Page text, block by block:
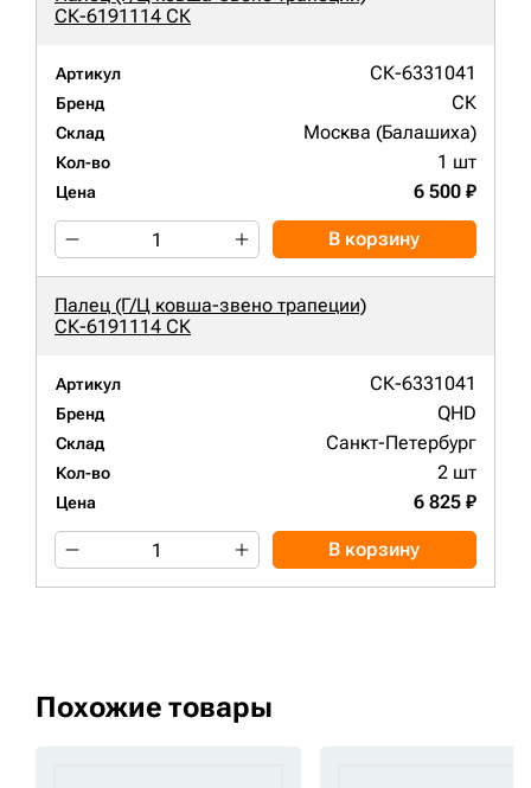
СК-6191114 СК
Артикул СК-6331041
Бренд СК
Склад Москва (Балашиха)
Кол-во 1 шт
Цена 6 500 ₽
В корзину
Палец (Г/Ц ковша-звено трапеции)
СК-6191114 СК
Артикул СК-6331041
Бренд QHD
Склад Санкт-Петербург
Кол-во 2 шт
Цена 6 825 ₽
В корзину
Похожие товары